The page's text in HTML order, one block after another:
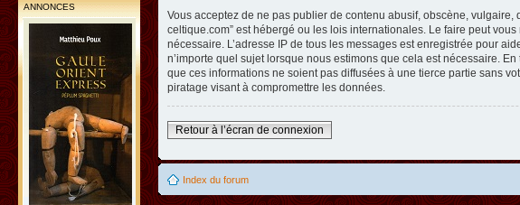
ANNONCES
Vous acceptez de ne pas publier de contenu abusif, obscène,
celtique.com” est hébergé ou les lois internationales. Le faire peut
nécessaire. L’adresse IP de tous les messages est enregistrée pour
n’importe quel sujet lorsque nous estimons que cela est nécessaire.
que ces informations ne soient pas diffusées à une tierce partie sans
piratage visant à compromettre les données.
Retour à l’écran de connexion
Index du forum